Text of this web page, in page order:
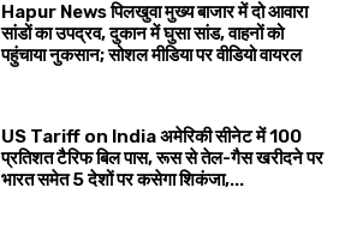
Hapur News पिलखुवा मुख्य बाजार में दो आवारा
सांडों का उपद्रव, दुकान में घुसा सांड, वाहनों को
पहुंचाया नुकसान; सोशल मीडिया पर वीडियो वायरल
US Tariff on India अमेरिकी सीनेट में 100
प्रतिशत टैरिफ बिल पास, रूस से तेल-गैस खरीदने पर
भारत समेत 5 देशों पर कसेगा शिकंजा,...